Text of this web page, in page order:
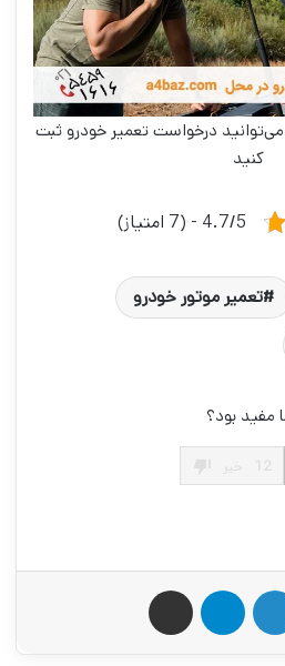
شماره گیری 54591616، می‌توانید درخواست تعمیر خودرو ثبت
کنید
4.7/5 - (7 امتیاز)
تعمیر موتور خودرو
مفید بود؟
لینکدین تلگرام